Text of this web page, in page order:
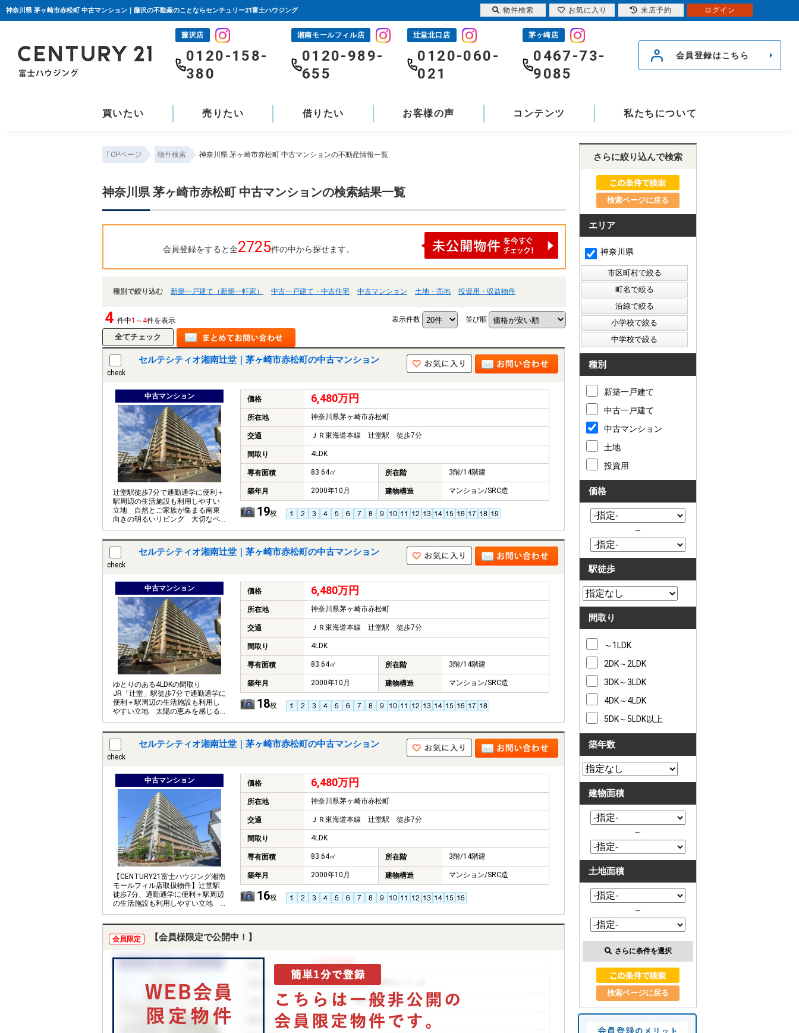
神奈川県 茅ヶ崎市赤松町 中古マンション｜藤沢の不動産のことならセンチュリー21富士ハウジング
藤沢店
0120-158-
380
湘南モールフィル店
0120-989-
655
辻堂北口店
0120-060-
021
茅ヶ崎店
0467-73-
9085
会員登録はこちら
買いたい 売りたい 借りたい お客様の声 コンテンツ 私たちについて
TOPページ 物件検索 神奈川県 茅ヶ崎市赤松町 中古マンションの不動産情報一覧
神奈川県 茅ヶ崎市赤松町 中古マンションの検索結果一覧
会員登録をすると全2725件の中から探せます。
種別で絞り込む 新築一戸建て（新築一軒家） 中古一戸建て・中古住宅 中古マンション 土地・売地 投資用・収益物件
4 件中1～4件を表示 表示件数 並び順
check
セルテシティオ湘南辻堂｜茅ヶ崎市赤松町の中古マンション
中古マンション
辻堂駅徒歩7分で通勤通学に便利＋
駅周辺の生活施設も利用しやすい
立地 自然とご家族が集まる南東
向きの明るいリビング 大切なペ
ットとともに暮らせます（細則あ
価格 6,480万円
所在地 神奈川県茅ヶ崎市赤松町
交通 ＪＲ東海道本線 辻堂駅 徒歩7分
間取り 4LDK
専有面積 83.64㎡ 所在階 3階/14階建
築年月 2000年10月 建物構造 マンション/SRC造
19枚
check
セルテシティオ湘南辻堂｜茅ヶ崎市赤松町の中古マンション
中古マンション
ゆとりのある4LDKの間取り
JR「辻堂」駅徒歩7分で通勤通学に
便利＋駅周辺の生活施設も利用し
やすい立地 太陽の恵みを感じる
温もりあふれる空間
価格 6,480万円
所在地 神奈川県茅ヶ崎市赤松町
交通 ＪＲ東海道本線 辻堂駅 徒歩7分
間取り 4LDK
専有面積 83.64㎡ 所在階 3階/14階建
築年月 2000年10月 建物構造 マンション/SRC造
18枚
check
セルテシティオ湘南辻堂｜茅ヶ崎市赤松町の中古マンション
中古マンション
【CENTURY21富士ハウジング湘南
モールフィル店取扱物件】辻堂駅
徒歩7分、通勤通学に便利＋駅周辺
の生活施設も利用しやすい立地
です。
価格 6,480万円
所在地 神奈川県茅ヶ崎市赤松町
交通 ＪＲ東海道本線 辻堂駅 徒歩7分
間取り 4LDK
専有面積 83.64㎡ 所在階 3階/14階建
築年月 2000年10月 建物構造 マンション/SRC造
16枚
会員限定 【会員様限定で公開中！】
さらに絞り込んで検索
検索ページに戻る
エリア
神奈川県
種別
新築一戸建て
中古一戸建て
中古マンション
土地
投資用
価格
～
駅徒歩
間取り
～1LDK
2DK～2LDK
3DK～3LDK
4DK～4LDK
5DK～5LDK以上
築年数
建物面積
～
土地面積
～
さらに条件を選択
検索ページに戻る
物件検索 お気に入り 来店予約 ログイン